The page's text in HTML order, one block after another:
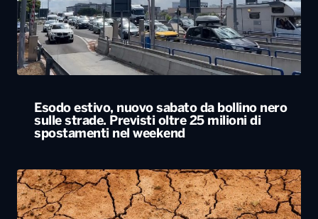
Esodo estivo, nuovo sabato da bollino nero
sulle strade. Previsti oltre 25 milioni di
spostamenti nel weekend